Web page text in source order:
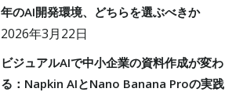
年のAI開発環境、どちらを選ぶべきか
2026年3月22日
ビジュアルAIで中小企業の資料作成が変わ
る：Napkin AIとNano Banana Proの実践